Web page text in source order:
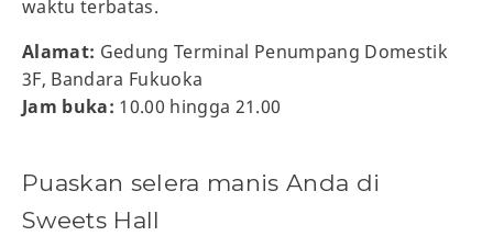
waktu terbatas.
Alamat: Gedung Terminal Penumpang Domestik
3F, Bandara Fukuoka
Jam buka: 10.00 hingga 21.00
Puaskan selera manis Anda di
Sweets Hall